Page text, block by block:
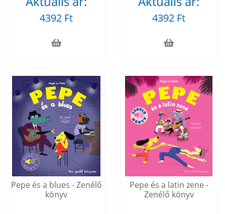
4392 Ft 4392 Ft
Pepe és a blues - Zenélő
könyv
Pepe és a latin zene -
Zenélő könyv